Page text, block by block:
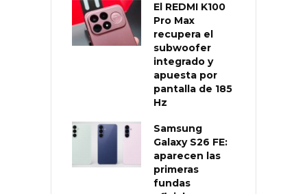
El REDMI K100
Pro Max
recupera el
subwoofer
integrado y
apuesta por
pantalla de 185
Hz
Samsung
Galaxy S26 FE:
aparecen las
primeras
fundas